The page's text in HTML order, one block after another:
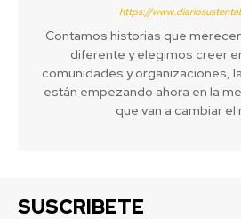
https://
Contamos historias que
diferente y elegimos creer
comunidades y organizaciones,
están empezando ahora en la
que van a cambiar el
SUSCRIBETE